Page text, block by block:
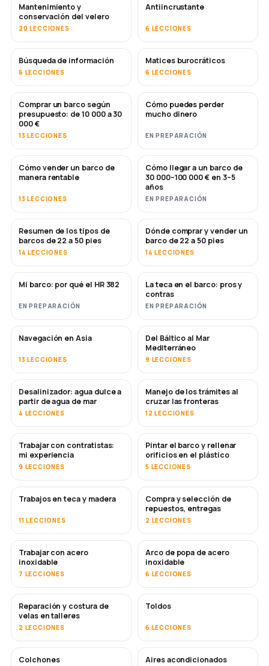
Mantenimiento y
conservación del velero
20 LECCIONES
PRONTO
Antiincrustante
6 LECCIONES
Búsqueda de información
6 LECCIONES
Matices burocráticos
6 LECCIONES
PRONTO
Comprar un barco según
presupuesto: de 10 000 a 30
000 €
13 LECCIONES
PRONTO
Cómo puedes perder
mucho dinero
EN PREPARACIÓN
NUEVO
Cómo vender un barco de
manera rentable
13 LECCIONES
NUEVO
Cómo llegar a un barco de
30 000–100 000 € en 3–5
años
EN PREPARACIÓN
PRONTO
Resumen de los tipos de
barcos de 22 a 50 pies
14 LECCIONES
PRONTO
Dónde comprar y vender un
barco de 22 a 50 pies
14 LECCIONES
PRONTO
Mi barco: por qué el HR 382
EN PREPARACIÓN
PRONTO
La teca en el barco: pros y
contras
EN PREPARACIÓN
PRONTO
Navegación en Asia
13 LECCIONES
PRONTO
Del Báltico al Mar
Mediterráneo
9 LECCIONES
PRONTO
Desalinizador: agua dulce a
partir de agua de mar
4 LECCIONES
Manejo de los trámites al
cruzar las fronteras
12 LECCIONES
PRONTO
Trabajar con contratistas:
mi experiencia
9 LECCIONES
PRONTO
Pintar el barco y rellenar
orificios en el plástico
5 LECCIONES
Trabajos en teca y madera
11 LECCIONES
PRONTO
Compra y selección de
repuestos, entregas
2 LECCIONES
PRONTO
Trabajar con acero
inoxidable
7 LECCIONES
Arco de popa de acero
inoxidable
6 LECCIONES
PRONTO
Reparación y costura de
velas en talleres
2 LECCIONES
Toldos
6 LECCIONES
Colchones PRONTO
Aires acondicionados